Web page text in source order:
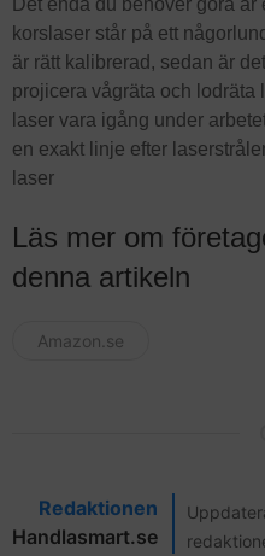
Det enda du behöver göra
korslaser står på ett
är rätt kalibrerad, sedan är
projicera vågräta och lodräta
laser vara igång under
en exakt linje efter
laser
Läs mer om
denna artikeln
Amazon.se
Redaktionen
Handlasmart.se